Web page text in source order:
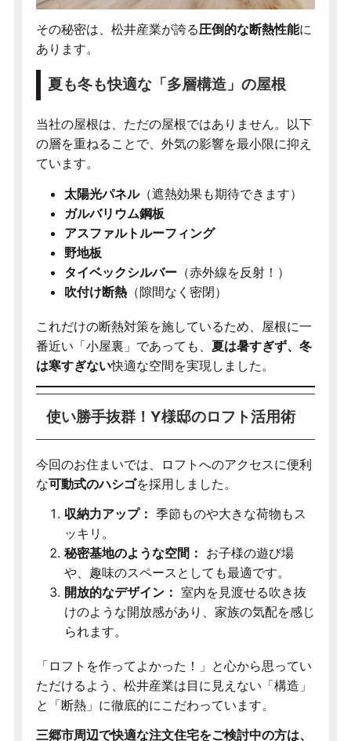
その秘密は、松井産業が誇る圧倒的な断熱性能に
あります。
夏も冬も快適な「多層構造」の屋根
当社の屋根は、ただの屋根ではありません。以下
の層を重ねることで、外気の影響を最小限に抑え
ています。
太陽光パネル（遮熱効果も期待できます）
ガルバリウム鋼板
アスファルトルーフィング
野地板
タイベックシルバー（赤外線を反射！）
吹付け断熱（隙間なく密閉）
これだけの断熱対策を施しているため、屋根に一
番近い「小屋裏」であっても、 夏は暑すぎず、冬
は寒すぎない快適な空間を実現しました。
使い勝手抜群！Y様邸のロフト活用術
今回のお住まいでは、ロフトへのアクセスに便利
な可動式のハシゴを採用しました。
収納力アップ： 季節ものや大きな荷物もス
ッキリ。
秘密基地のような空間： お子様の遊び場
や、趣味のスペースとしても最適です。
開放的なデザイン： 室内を見渡せる吹き抜
けのような開放感があり、家族の気配を感じ
られます。
「ロフトを作ってよかった！」と心から思ってい
ただけるよう、松井産業は目に見えない「構造」
と「断熱」に徹底的にこだわっています。
三郷市周辺で快適な注文住宅をご検討中の方は、